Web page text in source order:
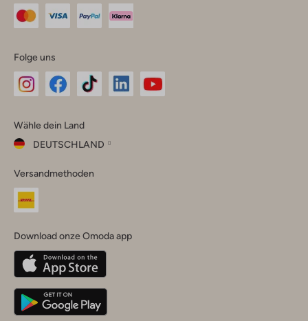
Folge uns
Instagram
Facebook
TikTok
Wähle dein Land
DEUTSCHLAND
dein
Land
Belgique(Français)
Deutschland
Versandmethoden
Download onze Omoda app